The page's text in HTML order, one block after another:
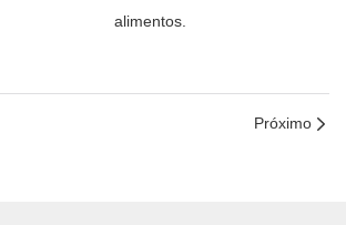
alimentos.
Próximo